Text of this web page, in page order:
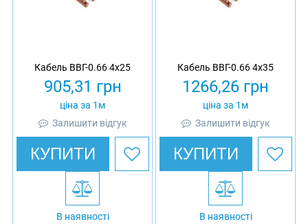
Кабель ВВГ-0.66 4х25
905,31 грн
ціна за 1м
Залишити відгук
КУПИТИ
В наявності
Кабель ВВГ-0.66 4х35
1266,26 грн
ціна за 1м
Залишити відгук
КУПИТИ
В наявності